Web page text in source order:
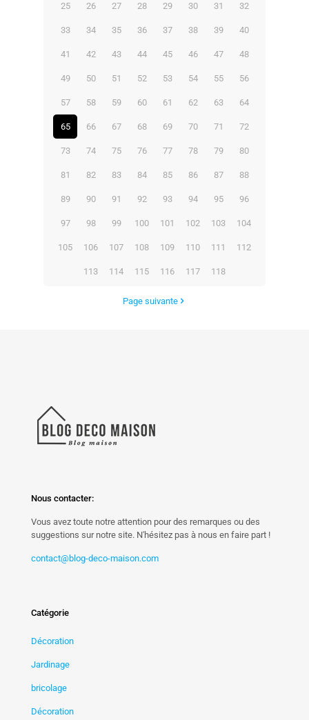
25 26 27 28 29 30 31 32
33 34 35 36 37 38 39 40
41 42 43 44 45 46 47 48
49 50 51 52 53 54 55 56
57 58 59 60 61 62 63 64
65 66 67 68 69 70 71 72
73 74 75 76 77 78 79 80
81 82 83 84 85 86 87 88
89 90 91 92 93 94 95 96
97 98 99 100 101 102 103 104
105 106 107 108 109 110 111 112
113 114 115 116 117 118
Page suivante
Nous contacter:
Vous avez toute notre attention pour des remarques ou des
suggestions sur notre site. N'hésitez pas à nous en faire part !
contact@blog-deco-maison.com
Catégorie
Décoration
Jardinage
bricolage
Décoration